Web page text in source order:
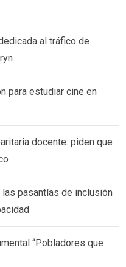
al tráfico de
para estudiar cine en
docente: piden que
las pasantías de inclusión
“Pobladores que